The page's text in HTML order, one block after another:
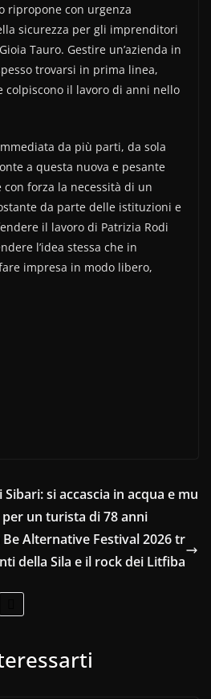
ripropone con urgenza
sicurezza per gli imprenditori
Tauro. Gestire un’azienda in
trovarsi in prima linea,
colpiscono il lavoro di anni nello
da più parti, da sola
a questa nuova e pesante
forza la necessità di un
da parte delle istituzioni e
il lavoro di Patrizia Rodi
l’idea stessa che in
impresa in modo libero,
si accascia in acqua e mu
un turista di 78 anni
Alternative Festival 2026 tr
della Sila e il rock dei Litfiba